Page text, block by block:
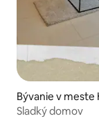
Bývanie v meste
Sladký domov